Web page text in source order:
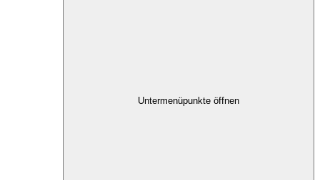
Untermenüpunkte öffnen